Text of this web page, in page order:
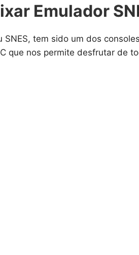
Emulador
SNES, tem sido um dos
que nos permite desfrutar de